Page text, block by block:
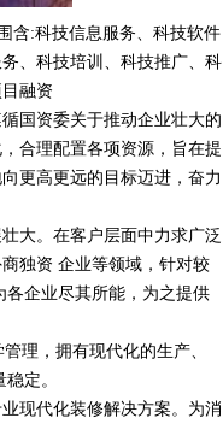
含:科技信息服务、科技软件
、科技培训、科技推广、科
融资
国资委关于推动企业壮大的
合理配置各项资源，旨在提
更高更远的目标迈进，奋力
大。在客户层面中力求广泛
独资 企业等领域，针对较
各企业尽其所能，为之提供
理，拥有现代化的生产、
定。
现代化装修解决方案。为消